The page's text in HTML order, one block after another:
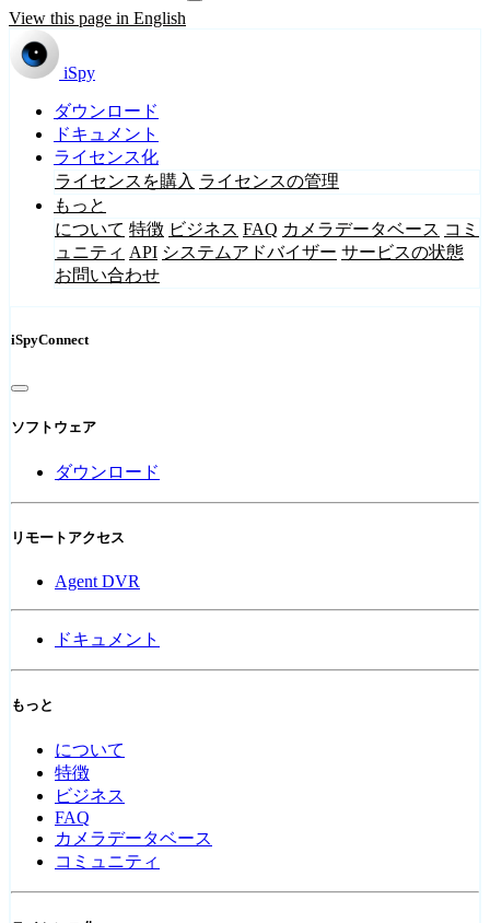
View this page in English
iSpy
ダウンロード
ドキュメント
ライセンス化
ライセンスを購入 ライセンスの管理
もっと
について 特徴 ビジネス FAQ カメラデータベース コミ
ュニティ API システムアドバイザー サービスの状態
お問い合わせ
iSpyConnect
ソフトウェア
ダウンロード
リモートアクセス
Agent DVR
ドキュメント
もっと
について
特徴
ビジネス
FAQ
カメラデータベース
コミュニティ